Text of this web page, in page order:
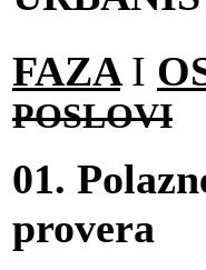
FAZA I
POSLOVI
01.
provera